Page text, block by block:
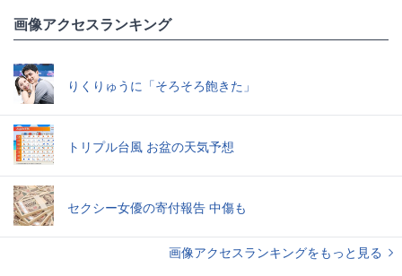
画像アクセスランキング
りくりゅうに「そろそろ飽きた」
トリプル台風 お盆の天気予想
セクシー女優の寄付報告 中傷も
画像アクセスランキングをもっと見る